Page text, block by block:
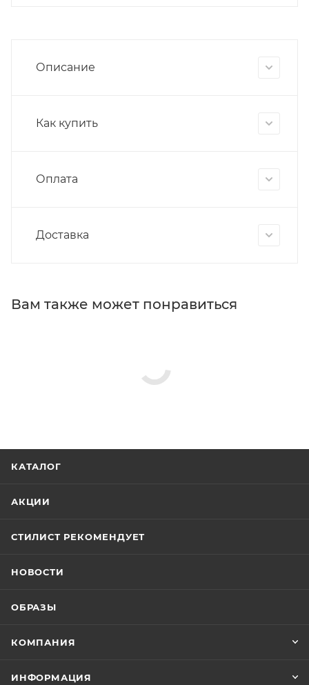
Описание
Как купить
Оплата
Доставка
Вам также может понравиться
КАТАЛОГ
АКЦИИ
СТИЛИСТ РЕКОМЕНДУЕТ
НОВОСТИ
ОБРАЗЫ
КОМПАНИЯ
ИНФОРМАЦИЯ